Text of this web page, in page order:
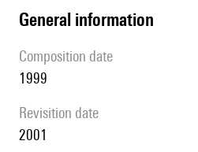
general information
composition date
1999
revisition date
2001